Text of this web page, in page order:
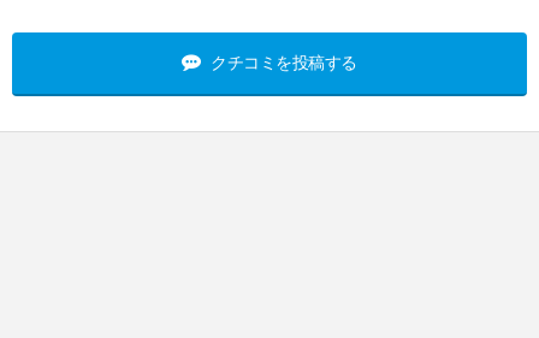
クチコミを投稿する